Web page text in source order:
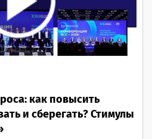
как повысить
и сберегать? Стимулы